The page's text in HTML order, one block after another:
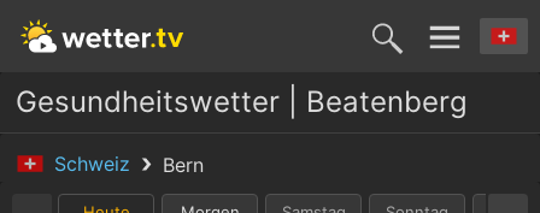
Gesundheitswetter | Beatenberg
Schweiz Bern